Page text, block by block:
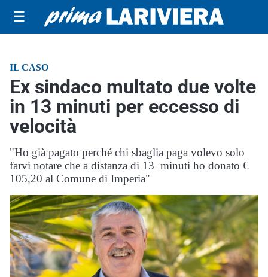
☰
IL CASO
Ex sindaco multato due volte
in 13 minuti per eccesso di
velocità
"Ho già pagato perché chi sbaglia paga volevo solo
farvi notare che a distanza di 13 minuti ho donato €
105,20 al Comune di Imperia"